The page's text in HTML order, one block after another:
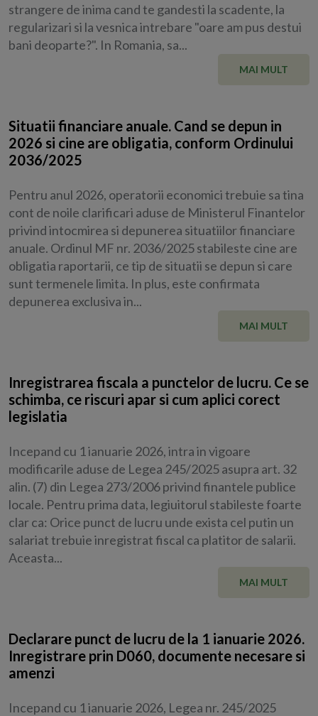
strangere de inima cand te gandesti la scadente, la
regularizari si la vesnica intrebare "oare am pus destui
bani deoparte?". In Romania, sa...
MAI MULT
Situatii financiare anuale. Cand se depun in
2026 si cine are obligatia, conform Ordinului
2036/2025
Pentru anul 2026, operatorii economici trebuie sa tina
cont de noile clarificari aduse de Ministerul Finantelor
privind intocmirea si depunerea situatiilor financiare
anuale. Ordinul MF nr. 2036/2025 stabileste cine are
obligatia raportarii, ce tip de situatii se depun si care
sunt termenele limita. In plus, este confirmata
depunerea exclusiva in...
MAI MULT
Inregistrarea fiscala a punctelor de lucru. Ce se
schimba, ce riscuri apar si cum aplici corect
legislatia
Incepand cu 1 ianuarie 2026, intra in vigoare
modificarile aduse de Legea 245/2025 asupra art. 32
alin. (7) din Legea 273/2006 privind finantele publice
locale. Pentru prima data, legiuitorul stabileste foarte
clar ca: Orice punct de lucru unde exista cel putin un
salariat trebuie inregistrat fiscal ca platitor de salarii.
Aceasta...
MAI MULT
Declarare punct de lucru de la 1 ianuarie 2026.
Inregistrare prin D060, documente necesare si
amenzi
Incepand cu 1 ianuarie 2026, Legea nr. 245/2025